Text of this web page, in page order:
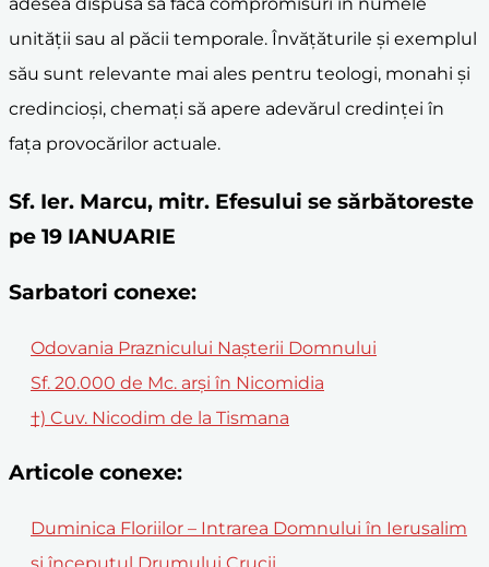
unității sau al păcii temporale. Învățăturile și exemplul
său sunt relevante mai ales pentru teologi, monahi și
credincioși, chemați să apere adevărul credinței în
fața provocărilor actuale.
Sf. Ier. Marcu, mitr. Efesului se sărbătoreste
pe 19 IANUARIE
Sarbatori conexe:
Odovania Praznicului Nașterii Domnului
Sf. 20.000 de Mc. arși în Nicomidia
†) Cuv. Nicodim de la Tismana
Articole conexe:
Duminica Floriilor – Intrarea Domnului în Ierusalim